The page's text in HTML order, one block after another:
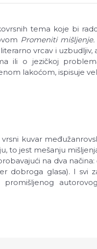
tema koje bi
Promeniti mišljenje.
vrcav i
ili o jezičkoj
lakoćom, ispisuje
kuvar
to jest mešanju
na dva
dobroga glasa). I
promišljenog